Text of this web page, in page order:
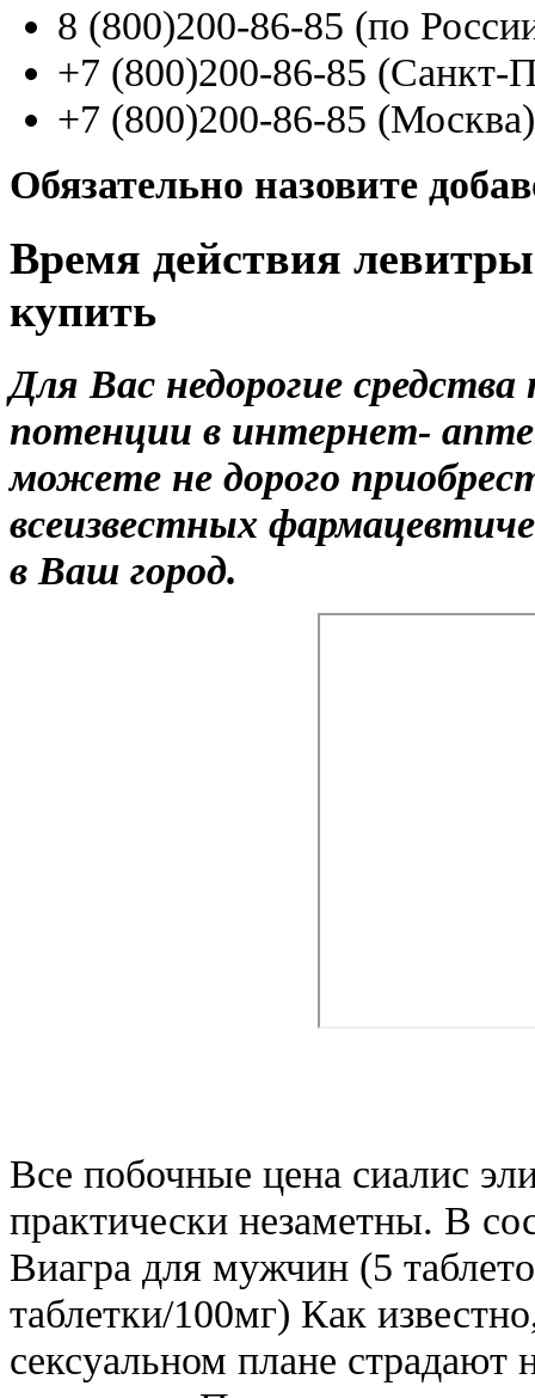
8 (800)200-86-85 (по
+7 (800)200-86-85 (Санкт-
+7 (800)200-86-85 (Москва)
Обязательно назовите
Время действия
купить
Для Вас недорогие
потенции в интернет-
можете не дорого
всеизвестных
в Ваш город.
Все побочные цена сиалис
практически незаметны. В
Виагра для мужчин (5
таблетки/100мг) Как
сексуальном плане